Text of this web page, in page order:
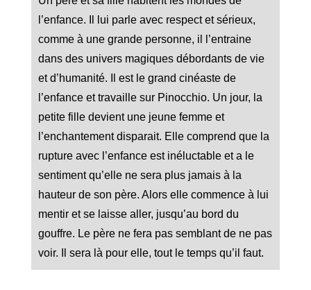
l’enfance. Il lui parle avec respect et sérieux,
comme à une grande personne, il l’entraine
dans des univers magiques débordants de vie
et d’humanité. Il est le grand cinéaste de
l’enfance et travaille sur Pinocchio. Un jour, la
petite fille devient une jeune femme et
l’enchantement disparait. Elle comprend que la
rupture avec l’enfance est inéluctable et a le
sentiment qu’elle ne sera plus jamais à la
hauteur de son père. Alors elle commence à lui
mentir et se laisse aller, jusqu’au bord du
gouffre. Le père ne fera pas semblant de ne pas
voir. Il sera là pour elle, tout le temps qu’il faut.